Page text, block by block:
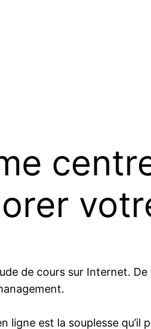
de cours sur Internet.
ligne est la souplesse